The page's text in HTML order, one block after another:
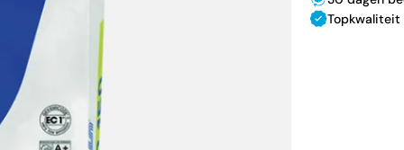
Topkwaliteit